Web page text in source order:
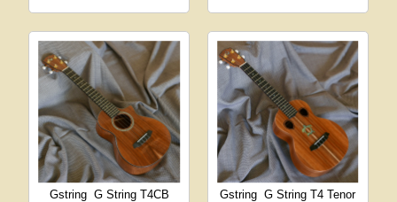
Gstring G String T4CB
Gstring G String T4 Tenor